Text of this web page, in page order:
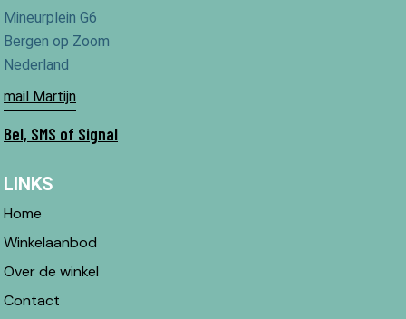
Mineurplein G6
Bergen op Zoom
Nederland
mail Martijn
Bel, SMS of Signal
LINKS
Home
Winkelaanbod
Over de winkel
Contact